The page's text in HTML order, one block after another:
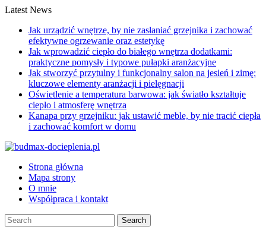
Skip
content
Latest News
Jak urządzić wnętrze, by nie zasłaniać grzejnika i zachować
efektywne ogrzewanie oraz estetykę
Jak wprowadzić ciepło do białego wnętrza dodatkami:
praktyczne pomysły i typowe pułapki aranżacyjne
Jak stworzyć przytulny i funkcjonalny salon na jesień i zimę:
kluczowe elementy aranżacji i pielęgnacji
Oświetlenie a temperatura barwowa: jak światło kształtuje
ciepło i atmosferę wnętrza
Kanapa przy grzejniku: jak ustawić meble, by nie tracić ciepła
i zachować komfort w domu
Strona główna
Mapa strony
O mnie
Współpraca i kontakt